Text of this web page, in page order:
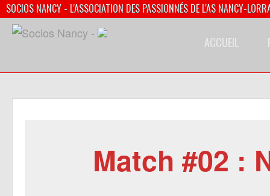
SOCIOS NANCY - L'ASSOCIATION DES PASSIONNÉS DE L'AS NANCY-
ACCUEIL
Match #02 :